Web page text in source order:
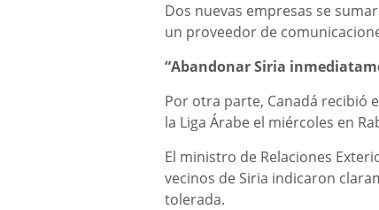
Dos nuevas empresas se
un proveedor de
“Abandonar Siria
Por otra parte, Canadá recibió
la Liga Árabe el miércoles en
El ministro de Relaciones
vecinos de Siria indicaron
tolerada.